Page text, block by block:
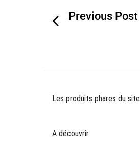
Navigation
Les produits phares du site
A découvrir